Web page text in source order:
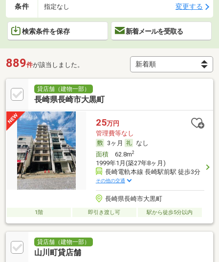
条件 指定なし 変更する
検索条件を保存 新着メールを受取る
889件が該当しました。
貸店舗（建物一部）
長崎県長崎市大黒町
25万円
管理費等なし
3ヶ月
なし
面積62.8m2
1999年1月(築27年8ヶ月)
長崎電軌本線 長崎駅前駅 徒歩3分
その他の交通
長崎県長崎市大黒町
1階 即引き渡し可 駅から徒歩5分以内
貸店舗（建物一部）
山川町貸店舗